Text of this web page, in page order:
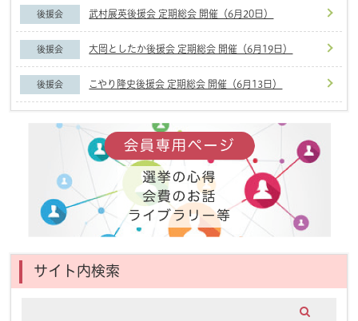
後援会 武村展英後援会 定期総会 開催（6月20日）
後援会 大岡としたか後援会 定期総会 開催（6月19日）
後援会 こやり隆史後援会 定期総会 開催（6月13日）
サイト内検索